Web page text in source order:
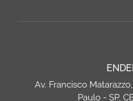
Av. Francisco
Paulo - SP,